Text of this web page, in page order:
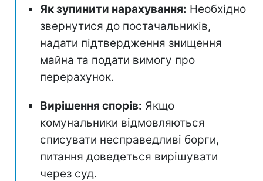
Як зупинити нарахування: Необхідно
звернутися до постачальників,
надати підтвердження знищення
майна та подати вимогу про
перерахунок.
Вирішення спорів: Якщо
комунальники відмовляються
списувати несправедливі борги,
питання доведеться вирішувати
через суд.